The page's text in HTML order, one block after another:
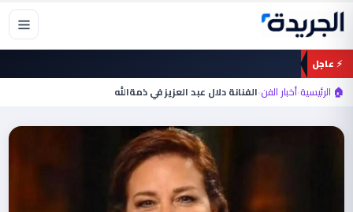
تخطي
المحتوى
⚡ عاجل
🏠 الرئيسية›أخبار الفن›الفنانة دلال عبد العزيز في ذمةالله